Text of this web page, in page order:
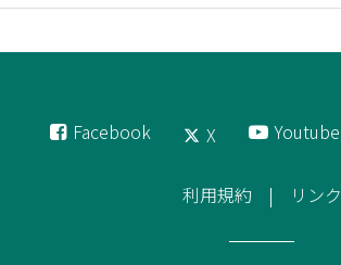
Facebook X Youtube
利用規約 リンク